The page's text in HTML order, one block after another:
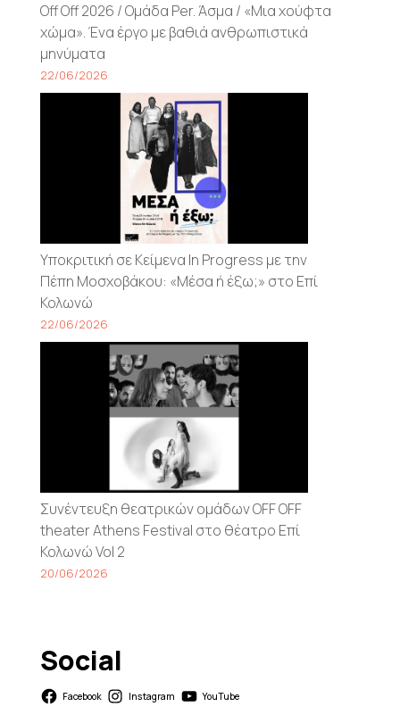
Off Off 2026 / Ομάδα Per. Άσμα / «Μια χούφτα
χώμα». Ένα έργο με βαθιά ανθρωπιστικά
μηνύματα
22/06/2026
Υποκριτική σε Κείμενα In Progress με την
Πέπη Μοσχοβάκου: «Μέσα ή έξω;» στο Επί
Κολωνώ
22/06/2026
Συνέντευξη θεατρικών ομάδων OFF OFF
theater Athens Festival στο θέατρο Επί
Κολωνώ Vol 2
20/06/2026
Social
Facebook Instagram YouTube